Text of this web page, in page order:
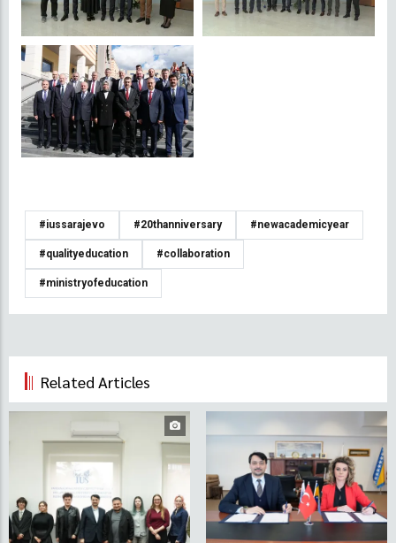
#iussarajevo #20thanniversary #newacademicyear
#qualityeducation #collaboration
#ministryofeducation
Related Articles